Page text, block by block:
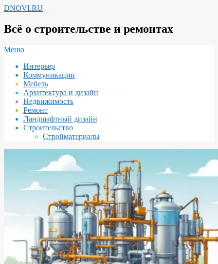
Перейти
содержимому
DNOVI.RU
Всё о строительстве и ремонтах
Вторичное
навигации
Меню
Интерьер
Коммуникации
Мебель
Архитектура и дизайн
Недвижимость
Ремонт
Ландшафтный дизайн
Строительство
Стройматериалы